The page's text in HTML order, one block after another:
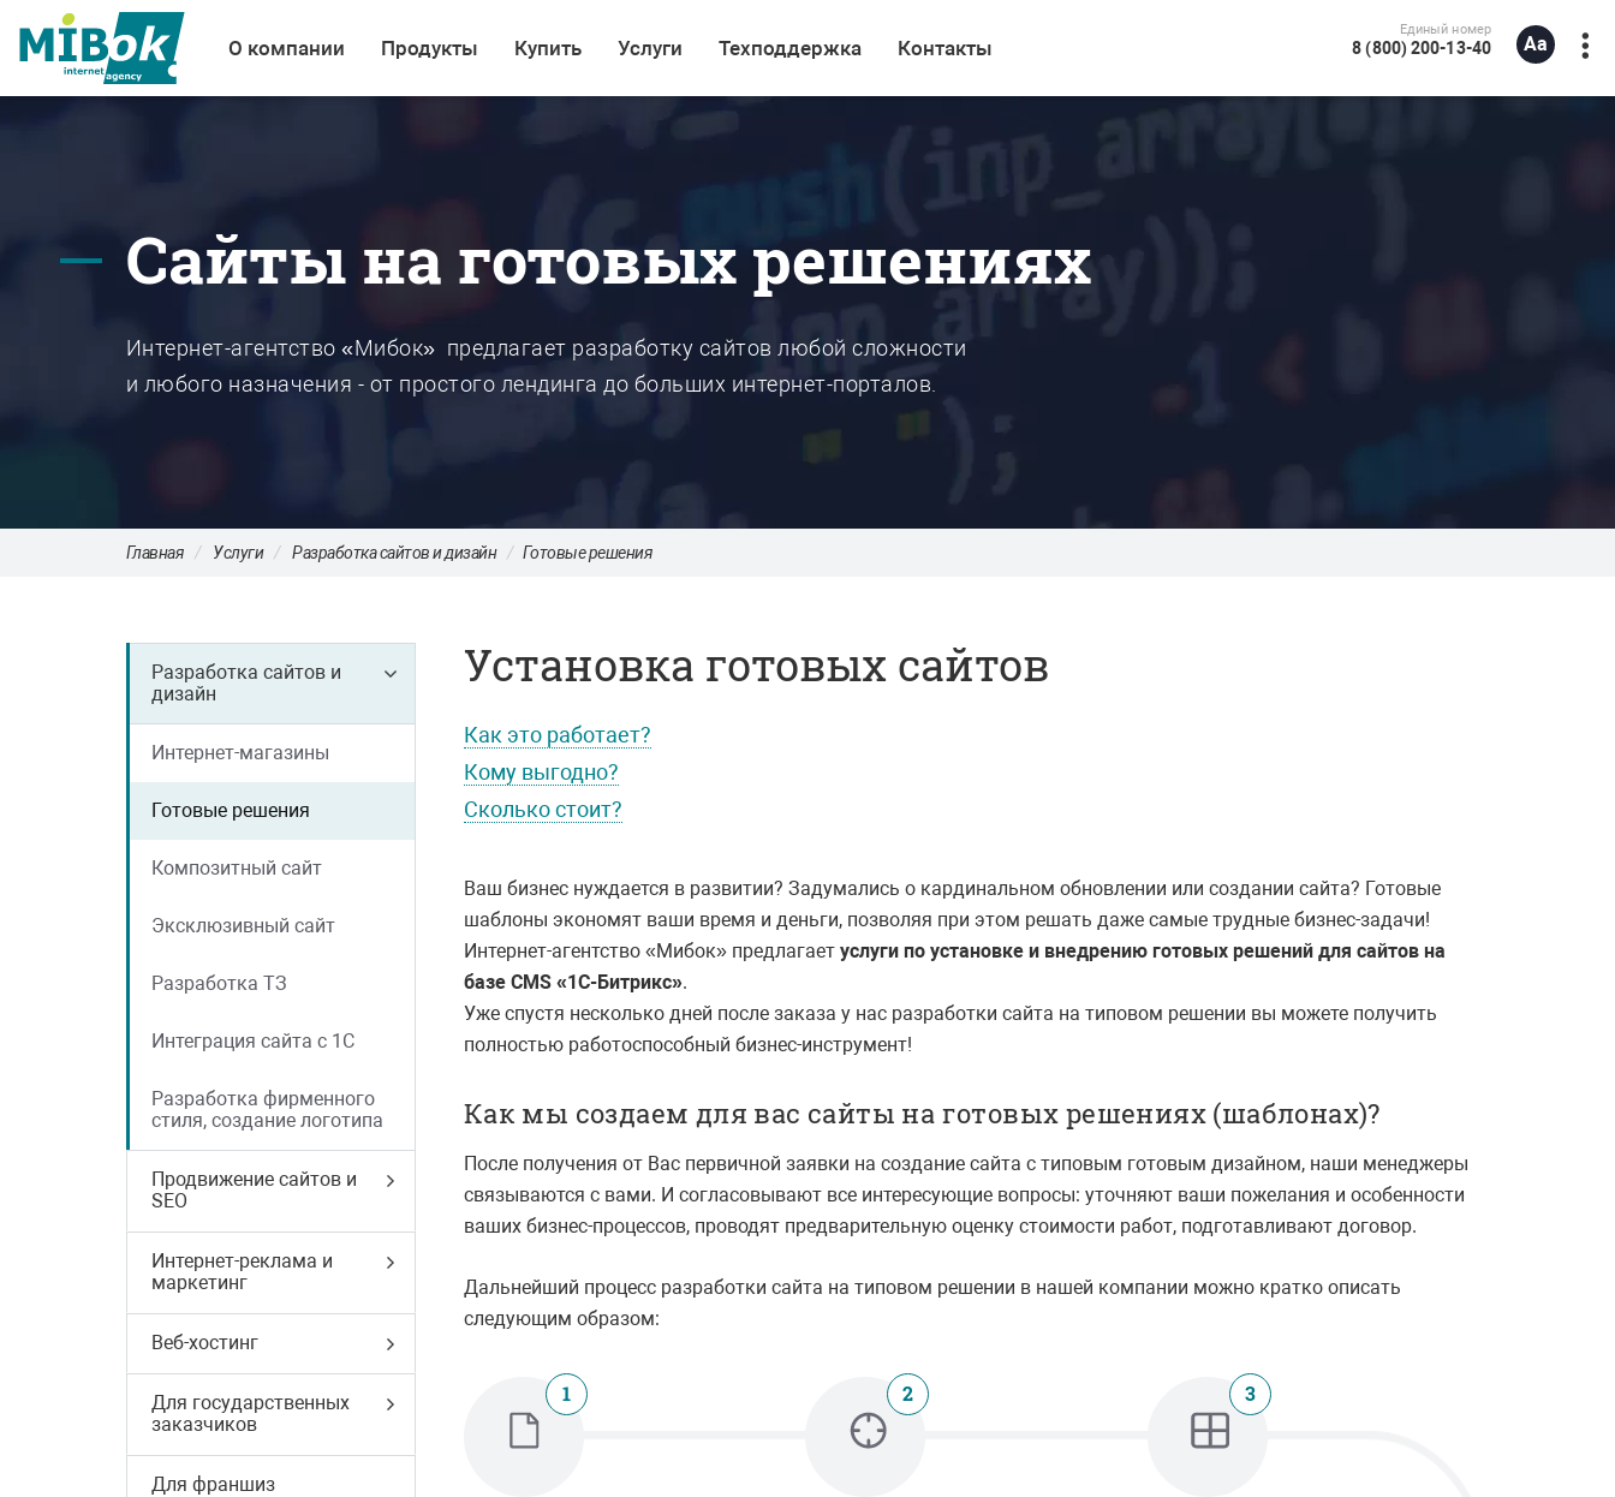
Единый номер
8 (800) 200-13-40
О компании Продукты Купить Услуги Техподдержка Контакты
Сайты на готовых решениях
Интернет-агентство «Мибок» предлагает разработку сайтов любой сложности
и любого назначения - от простого лендинга до больших интернет-порталов.
Главная Услуги Разработка сайтов и дизайн Готовые решения
Разработка сайтов и
дизайн
Интернет-магазины
Готовые решения
Композитный сайт
Эксклюзивный сайт
Разработка ТЗ
Интеграция сайта с 1С
Разработка фирменного
стиля, создание логотипа
Продвижение сайтов и
SEO
Интернет-реклама и
маркетинг
Веб-хостинг
Для государственных
заказчиков
Для франшиз
Установка готовых сайтов
Как это работает?
Кому выгодно?
Сколько стоит?
Ваш бизнес нуждается в развитии? Задумались о кардинальном обновлении или создании сайта? Готовые
шаблоны экономят ваши время и деньги, позволяя при этом решать даже самые трудные бизнес-задачи!
Интернет-агентство «Мибок» предлагает услуги по установке и внедрению готовых решений для сайтов на
базе CMS «1С-Битрикс».
Уже спустя несколько дней после заказа у нас разработки сайта на типовом решении вы можете получить
полностью работоспособный бизнес-инструмент!
Как мы создаем для вас сайты на готовых решениях (шаблонах)?
После получения от Вас первичной заявки на создание сайта с типовым готовым дизайном, наши менеджеры
связываются с вами. И согласовывают все интересующие вопросы: уточняют ваши пожелания и особенности
ваших бизнес-процессов, проводят предварительную оценку стоимости работ, подготавливают договор.
Дальнейший процесс разработки сайта на типовом решении в нашей компании можно кратко описать
следующим образом:
1 2 3